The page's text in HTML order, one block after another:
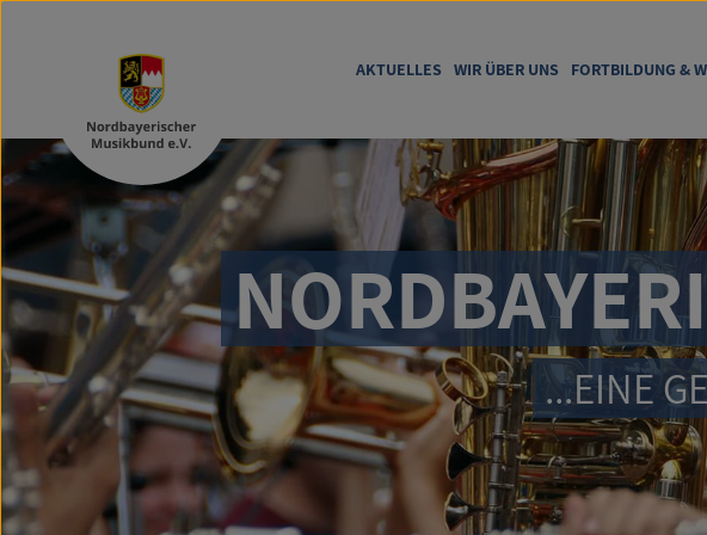
AKTUELLES WIR ÜBER UNS FORTBILDUNG &
...EINE